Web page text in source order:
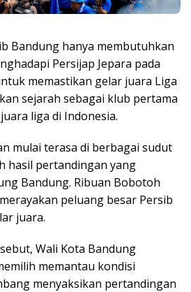
Bandung hanya membutuhkan
Persijap Jepara pada
memastikan gelar juara Liga
sejarah sebagai klub pertama
liga di Indonesia.
mulai terasa di berbagai sudut
hasil pertandingan yang
Bandung. Ribuan Bobotoh
peluang besar Persib
juara.
Wali Kota Bandung
memantau kondisi
menyaksikan pertandingan